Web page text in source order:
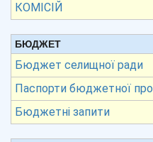
КОМІСІЙ
БЮДЖЕТ
Бюджет селищної ради
Паспорти бюджетної
Бюджетні запити